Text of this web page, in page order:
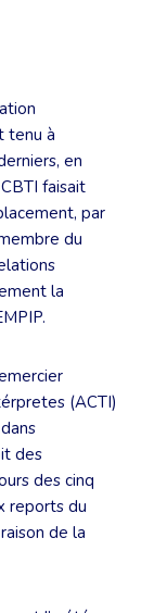
tenu à
en
faisait
par
du
la
(ACTI)
des
des cinq
reports du
de la